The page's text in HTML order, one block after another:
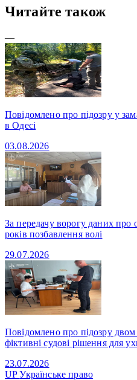
Читайте також
—
Повідомлено про підозру у
в Одесі
03.08.2026
За передачу ворогу даних
років позбавлення волі
29.07.2026
Повідомлено про підозру
фіктивні судові рішення для
23.07.2026
UPУкраїнське право